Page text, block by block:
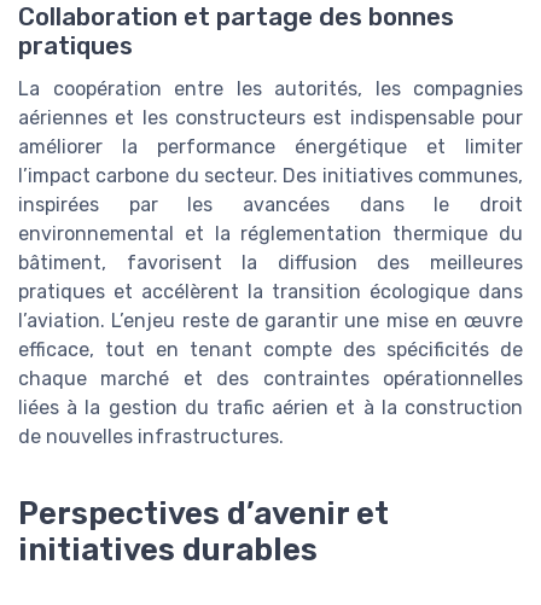
Collaboration et partage des bonnes
pratiques
La coopération entre les autorités, les compagnies
aériennes et les constructeurs est indispensable pour
améliorer la performance énergétique et limiter
l’impact carbone du secteur. Des initiatives communes,
inspirées par les avancées dans le droit
environnemental et la réglementation thermique du
bâtiment, favorisent la diffusion des meilleures
pratiques et accélèrent la transition écologique dans
l’aviation. L’enjeu reste de garantir une mise en œuvre
efficace, tout en tenant compte des spécificités de
chaque marché et des contraintes opérationnelles
liées à la gestion du trafic aérien et à la construction
de nouvelles infrastructures.
Perspectives d’avenir et
initiatives durables